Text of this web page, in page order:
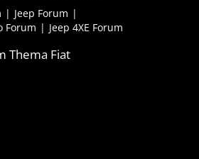
Jeep Forum
Forum Jeep 4XE Forum
Thema Fiat